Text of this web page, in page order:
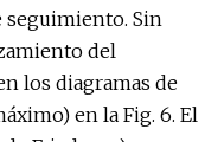
Sin
del
los diagramas de
en la Fig. 6. El